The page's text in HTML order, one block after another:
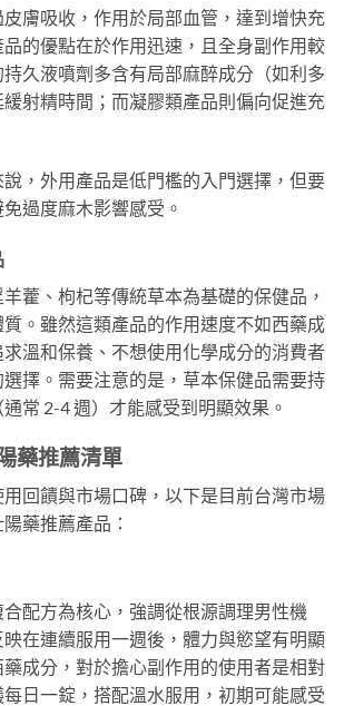
膚吸收，作用於局部血管，達到增快充
的優點在於作用迅速，且全身副作用較
久液噴劑多含有局部麻醉成分（如利多
射精時間；而凝膠類產品則偏向促進充
，外用產品是低門檻的入門選擇，但要
過度麻木影響感受。
藿、枸杞等傳統草本為基礎的保健品，
。雖然這類產品的作用速度不如西藥成
溫和保養、不想使用化學成分的消費者
擇。需要注意的是，草本保健品需要持
常 2-4 週）才能感受到明顯效果。
藥推薦清單
回饋與市場口碑，以下是目前台灣市場
藥推薦產品：
配方為核心，強調從根源調理男性機
在連續服用一週後，體力與慾望有明顯
成分，對於擔心副作用的使用者是相對
日一錠，搭配溫水服用，初期可能感受